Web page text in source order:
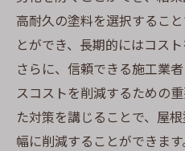
高耐久の塗料を選択するこ
とができ、長期的にはコス
さらに、信頼できる施工業
スコストを削減するための
た対策を講じることで、屋
幅に削減することができます